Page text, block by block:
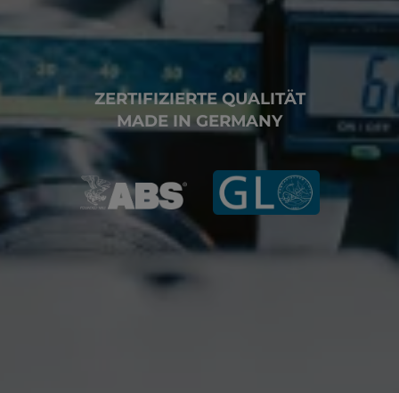
ZERTIFIZIERTE QUALITÄT
MADE IN GERMANY